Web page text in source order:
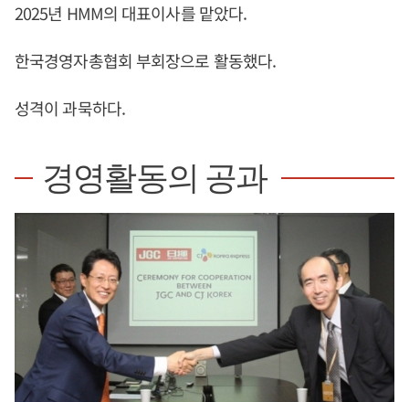
2025년 HMM의 대표이사를 맡았다.
한국경영자총협회 부회장으로 활동했다.
성격이 과묵하다.
경영활동의 공과